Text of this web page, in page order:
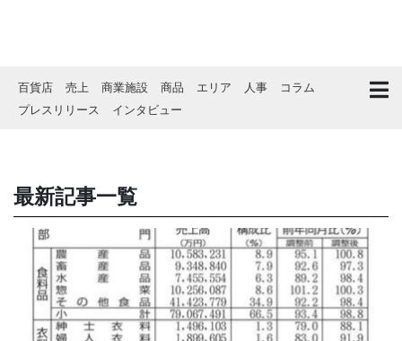
百貨店 売上 商業施設 商品 エリア 人事
コラム
プレスリリース
インタビュー
最新記事一覧